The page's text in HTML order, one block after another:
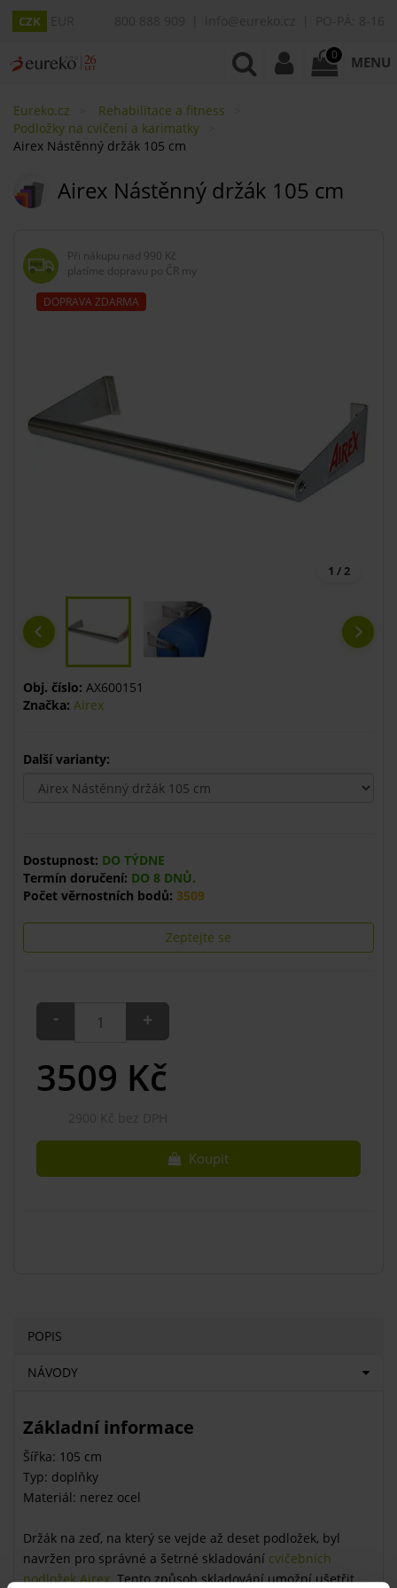
CZK
0 MENU
Eureko.cz
Rehabilitace a fitness
Podložky na cvičení a karimatky
Airex Nástěnný držák 105 cm
Airex Nástěnný držák 105 cm
Při nákupu nad 990 Kč
platíme dopravu po ČR my
DOPRAVA ZDARMA
1 / 2
Obj. číslo: AX600151
Značka: Airex
Další varianty:
Dostupnost: DO TÝDNE
Termín doručení: DO 8 DNŮ.
Počet věrnostních bodů: 3509
Zeptejte se
- +
3509 Kč
Koupit
POPIS
NÁVODY
Základní informace
Šířka: 105 cm
Typ: doplňky
Materiál: nerez ocel
Držák na zeď, na který se vejde až deset podložek, byl
navržen pro správné a šetrné skladování cvičebních
podložek Airex. Tento způsob skladování umožní ušetřit